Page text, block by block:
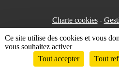
Charte cookies
Envie de participer ?
Ce site utilise des cookies et vous
vous souhaitez activer
Tout accepter
Tout